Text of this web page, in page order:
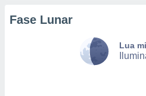
Fase Lunar
Lua